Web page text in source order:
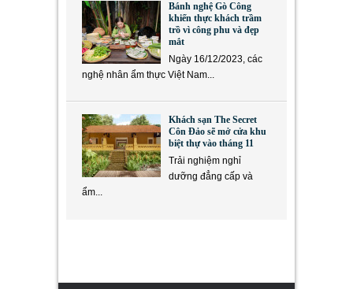
Bánh nghệ Gò Công
khiến thực khách trầm
trồ vì công phu và đẹp
mắt
Ngày 16/12/2023, các
nghệ nhân ẩm thực Việt Nam...
Khách sạn The Secret
Côn Đảo sẽ mở cửa khu
biệt thự vào tháng 11
Trải nghiệm nghỉ
dưỡng đẳng cấp và
ẩm...